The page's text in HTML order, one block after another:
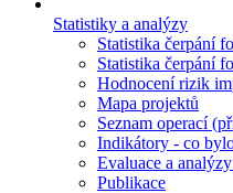
Statistiky a analýzy
Statistika čerpání
Statistika čerpání
Hodnocení rizik
Mapa projektů
Seznam operací
Indikátory - co
Evaluace a
Publikace